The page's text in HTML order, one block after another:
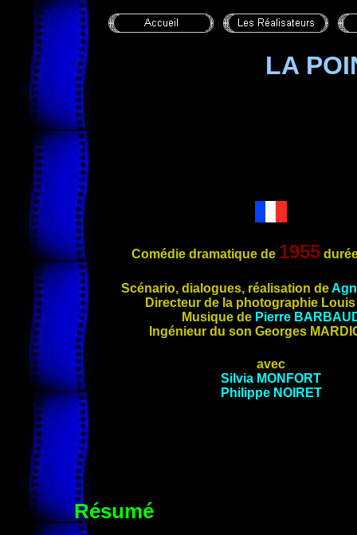
LA
Comédie dramatique de 1955
Scénario, dialogues, réalisation de
Directeur de la photographie Louis
Musique de Pierre
Ingénieur du son Georges
avec
Silvia MONFORT
Philippe NOIRET
Résumé